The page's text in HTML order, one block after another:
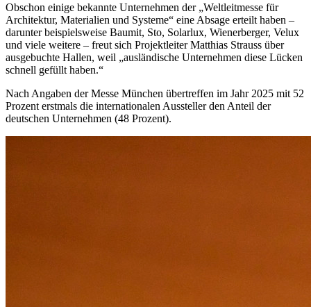
Obschon einige bekannte Unternehmen der „Weltleitmesse für
Architektur, Materialien und Systeme“ eine Absage erteilt haben –
darunter beispielsweise Baumit, Sto, Solarlux, Wienerberger, Velux
und viele weitere – freut sich Projektleiter Matthias Strauss über
ausgebuchte Hallen, weil „ausländische Unternehmen diese Lücken
schnell gefüllt haben.“
Nach Angaben der Messe München übertreffen im Jahr 2025 mit 52
Prozent erstmals die internationalen Aussteller den Anteil der
deutschen Unternehmen (48 Prozent).